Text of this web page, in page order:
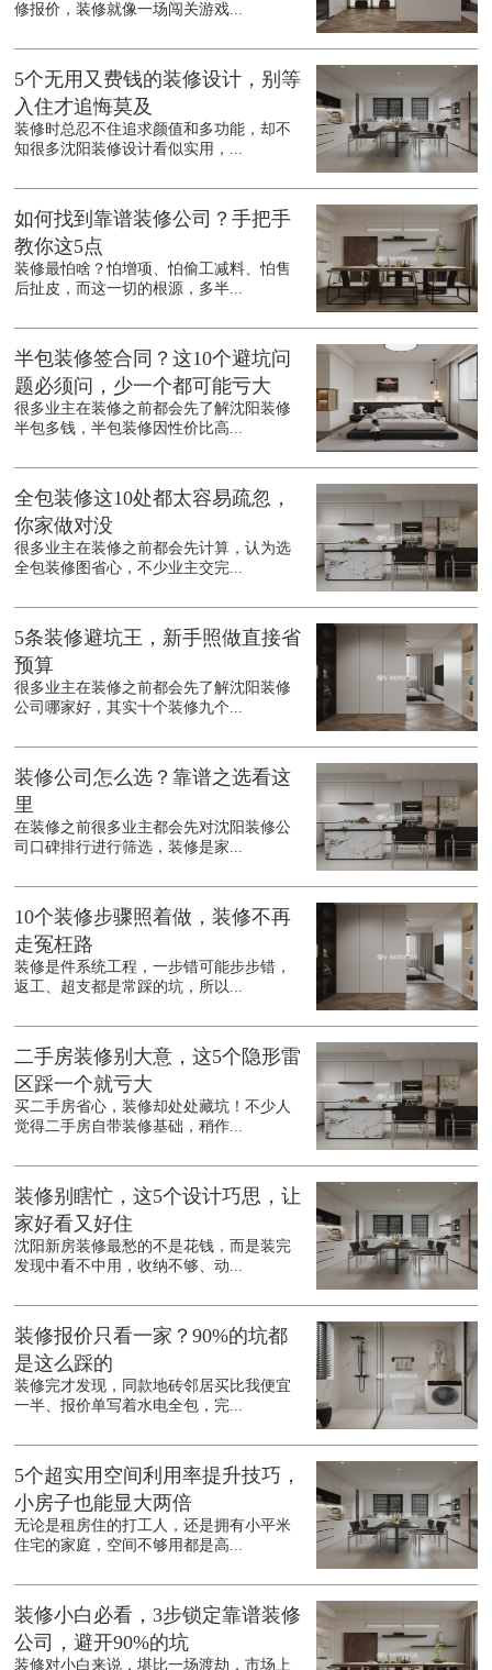
修报价，装修就像一场闯关游戏...
5个无用又费钱的装修设计，别等
入住才追悔莫及
装修时总忍不住追求颜值和多功能，却不
知很多沈阳装修设计看似实用，...
如何找到靠谱装修公司？手把手
教你这5点
装修最怕啥？怕增项、怕偷工减料、怕售
后扯皮，而这一切的根源，多半...
半包装修签合同？这10个避坑问
题必须问，少一个都可能亏大
很多业主在装修之前都会先了解沈阳装修
半包多钱，半包装修因性价比高...
全包装修这10处都太容易疏忽，
你家做对没
很多业主在装修之前都会先计算，认为选
全包装修图省心，不少业主交完...
5条装修避坑王，新手照做直接省
预算
很多业主在装修之前都会先了解沈阳装修
公司哪家好，其实十个装修九个...
装修公司怎么选？靠谱之选看这
里
在装修之前很多业主都会先对沈阳装修公
司口碑排行进行筛选，装修是家...
10个装修步骤照着做，装修不再
走冤枉路
装修是件系统工程，一步错可能步步错，
返工、超支都是常踩的坑，所以...
二手房装修别大意，这5个隐形雷
区踩一个就亏大
买二手房省心，装修却处处藏坑！不少人
觉得二手房自带装修基础，稍作...
装修别瞎忙，这5个设计巧思，让
家好看又好住
沈阳新房装修最愁的不是花钱，而是装完
发现中看不中用，收纳不够、动...
装修报价只看一家？90%的坑都
是这么踩的
装修完才发现，同款地砖邻居买比我便宜
一半、报价单写着水电全包，完...
5个超实用空间利用率提升技巧，
小房子也能显大两倍
无论是租房住的打工人，还是拥有小平米
住宅的家庭，空间不够用都是高...
装修小白必看，3步锁定靠谱装修
公司，避开90%的坑
装修对小白来说，堪比一场渡劫，市场上